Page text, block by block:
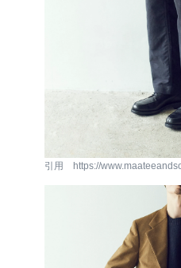
引用 https://